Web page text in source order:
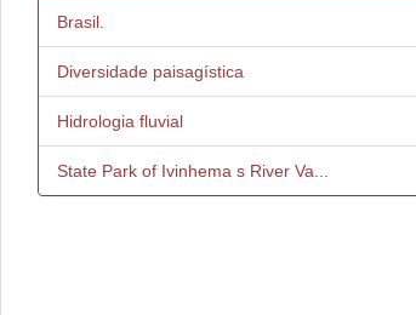
Brasil.
Diversidade paisagística
Hidrologia fluvial
State Park of Ivinhema s River Va...